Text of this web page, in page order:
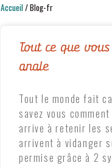
Accueil/Blog-fr
Tout ce que
anale
Tout le monde fait
savez vous
arrive à retenir les
arrivent à vidanger
permise grâce à 2